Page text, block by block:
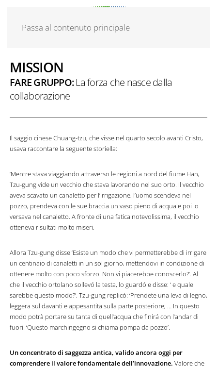
Passa al contenuto principale
MISSION
FARE GRUPPO:La forza che nasce dalla
collaborazione
Il saggio cinese Chuang-tzu, che visse nel quarto secolo avanti Cristo,
usava raccontare la seguente storiella:
‘Mentre stava viaggiando attraverso le regioni a nord del fiume Han,
Tzu-gung vide un vecchio che stava lavorando nel suo orto. Il vecchio
aveva scavato un canaletto per l’irrigazione, l’uomo scendeva nel
pozzo, prendeva con le sue braccia un vaso pieno di acqua e poi lo
versava nel canaletto. A fronte di una fatica notevolissima, il vecchio
otteneva risultati molto miseri.
Allora Tzu-gung disse ‘Esiste un modo che vi permetterebbe di irrigare
un centinaio di canaletti in un sol giorno, mettendovi in condizione di
ottenere molto con poco sforzo. Non vi piacerebbe conoscerlo?’. Al
che il vecchio ortolano sollevó la testa, lo guardó e disse: ‘ e quale
sarebbe questo modo?’. Tzu-gung replicó: ‘Prendete una leva di legno,
leggera sul davanti e appesantita sulla parte posteriore; … In questo
modo potrà portare su tanta di quell’acqua che finirá con l’andar di
fuori. ‘Questo marchingegno si chiama pompa da pozzo’.
Un concentrato di saggezza antica, valido ancora oggi per
comprendere il valore fondamentale dell’innovazione. Valore che